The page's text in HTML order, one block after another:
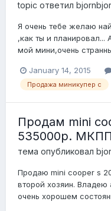
topic ответил
Я очень тебе желаю
,как ты и планировал...
мой мини,очень
January 14, 2015
Продажа миникупер с
Продам mini
535000р. МКПП
тема опубликовал
Продаю mini cooper s
второй хозяин.
очень хорошем